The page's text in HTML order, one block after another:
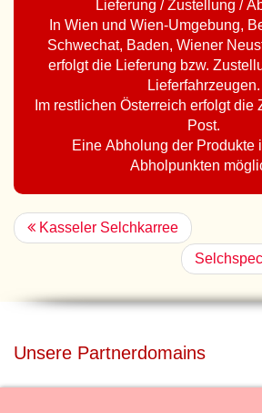
Lieferung / Zustellung /
In Wien und Wien-Umgebung,
Schwechat, Baden, Wiener
erfolgt die Lieferung bzw.
Lieferfahrzeugen.
Im restlichen Österreich erfolgt die
Post.
Eine Abholung der Produkte
Abholpunkten
Kasseler Selchkarree
Unsere Partnerdomains